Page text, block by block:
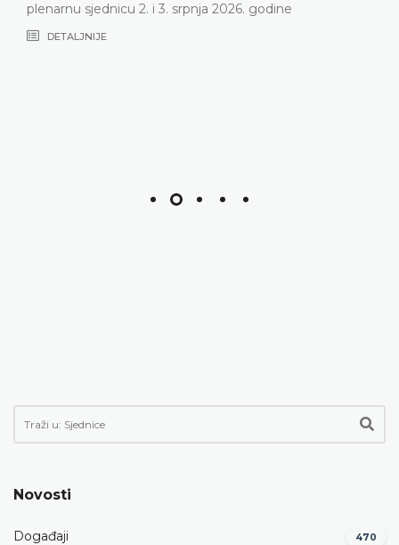
plenarnu sjednicu 2. i 3. srpnja 2026. godine
DETALJNIJE
Novosti
Događaji 470